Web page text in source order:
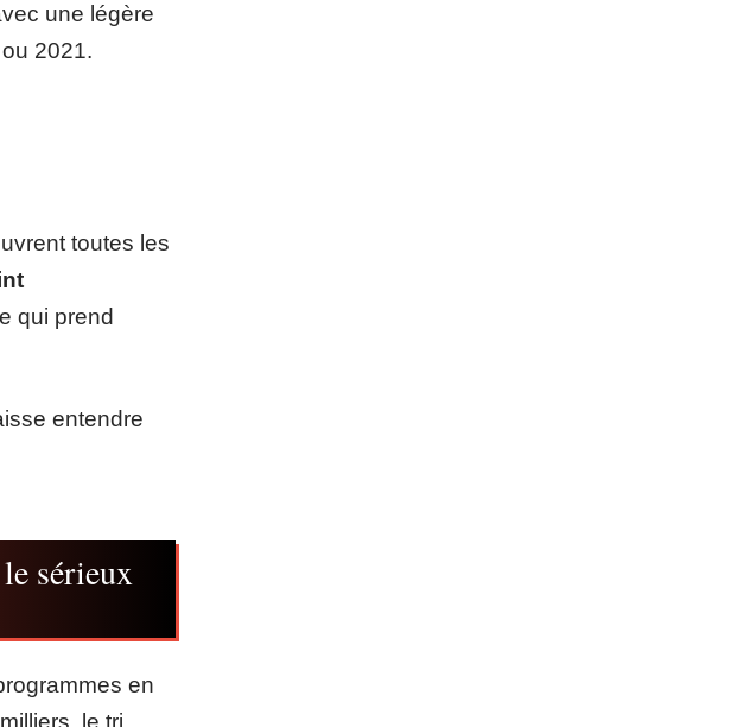
une légère
2021.
toutes les
qui prend
entendre
sérieux
en
le tri